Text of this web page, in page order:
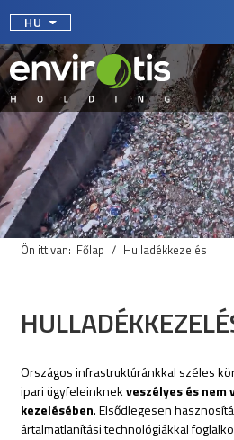
Válasszon nyelvet
HU
Ön itt van: Főlap Hulladékkezelés
Országos infrastruktúránkkal széles
ipari ügyfeleinknekveszélyes és nem
kezelésében. Elsődlegesen
ártalmatlanítási technológiákkal